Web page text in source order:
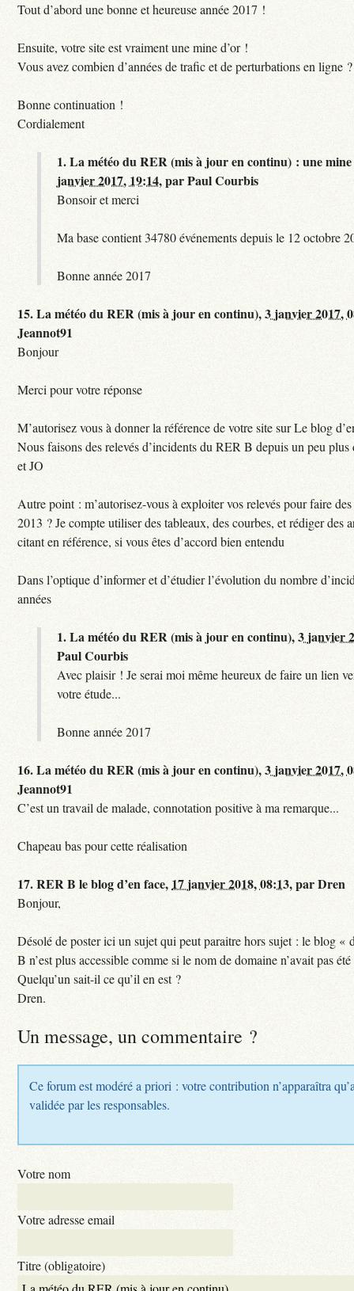
Tout d’abord une bonne et heureuse année 2017 !
Ensuite, votre site est vraiment une mine d’or !
Vous avez combien d’années de trafic et de perturbations en ligne ?
Bonne continuation !
Cordialement
1.La météo du RER (mis à jour en continu) : une
janvier 2017, 19:14,parPaul Courbis
Bonsoir et merci
Ma base contient 34780 événements depuis le 12 octobre
Bonne année 2017
15.La météo du RER (mis à jour en continu),3 janvier 2017,
Jeannot91
Bonjour
Merci pour votre réponse
M’autorisez vous à donner la référence de votre site sur Le blog
Nous faisons des relevés d’incidents du RER B depuis un peu
et JO
Autre point : m’autorisez-vous à exploiter vos relevés pour faire
2013 ? Je compte utiliser des tableaux, des courbes, et rédiger des
citant en référence, si vous êtes d’accord bien entendu
Dans l’optique d’informer et d’étudier l’évolution du nombre
années
1.La météo du RER (mis à jour en continu),3 janvier
Paul Courbis
Avec plaisir ! Je serai moi même heureux de faire un lien
votre étude...
Bonne année 2017
16.La météo du RER (mis à jour en continu),3 janvier 2017,
Jeannot91
C’est un travail de malade, connotation positive à ma remarque...
Chapeau bas pour cette réalisation
17.RER B le blog d’en face, 17 janvier 2018, 08:13,parDren
Bonjour,
Désolé de poster ici un sujet qui peut paraitre hors sujet : le blog «
B n’est plus accessible comme si le nom de domaine n’avait pas
Quelqu’un sait-il ce qu’il en est ?
Dren.
Un message, un commentaire ?
Ce forum est modéré a priori : votre contribution n’apparaîtra
validée par les responsables.
Votre nom
Votre adresse email
Titre (obligatoire)